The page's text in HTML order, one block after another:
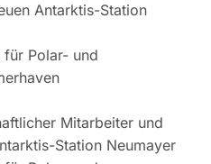
Antarktis-Station
Polar- und
Mitarbeiter und
Station Neumayer